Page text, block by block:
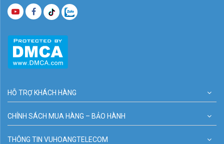
HỖ TRỢ KHÁCH HÀNG
CHÍNH SÁCH MUA HÀNG – BẢO HÀNH
THÔNG TIN VUHOANGTELECOM